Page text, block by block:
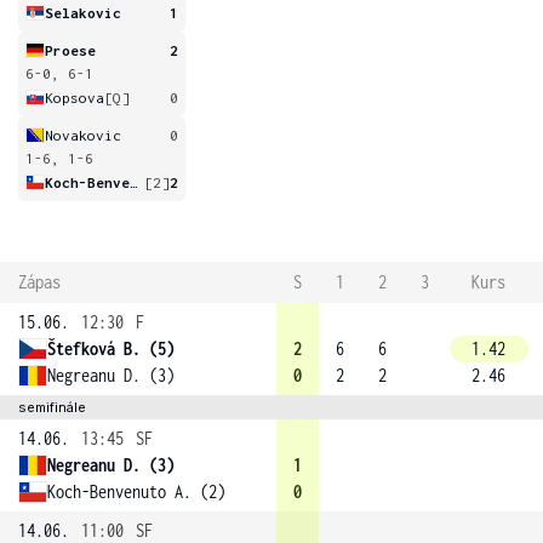
Selakovic
1
Proese
2
6-0, 6-1
Kopsova [Q] 0
Novakovic
0
1-6, 1-6
[2]2
Zápas S 1 2 3
Kurs
15.06.
12:30
F
Štefková B. (5)
Negreanu D. (3)
2
0
6
2
6
2
1.42
2.46
semifinále
14.06. 13:45
SF
Negreanu D. (3)
Koch-Benvenuto A. (2)
1
0
14.06.
11:00
SF